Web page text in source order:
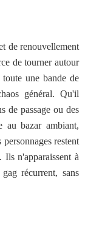
de renouvellement
de tourner autour
une bande de
général. Qu'il
de passage ou des
au bazar ambiant,
restent
n'apparaissent à
récurrent, sans